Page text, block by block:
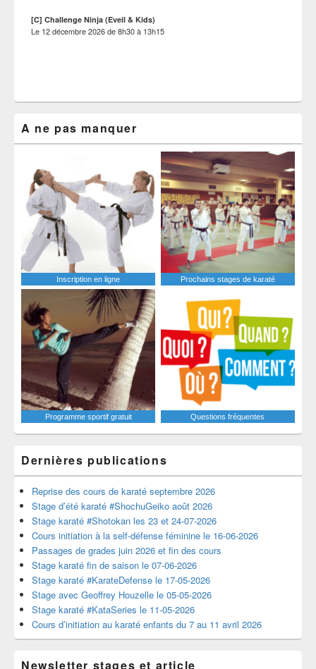
[C] Challenge Ninja (Eveil & Kids)
Le 12 décembre 2026de8h30à 13h15
A ne pas manquer
Inscription en ligne Prochains stages de karaté
Programme sportif gratuit Questions fréquentes
Dernières publications
Reprise des cours de karaté septembre 2026
Stage d’été karaté #ShochuGeiko août 2026
Stage karaté #Shotokan les 23 et 24-07-2026
Cours initiation à la self-défense féminine le 16-06-2026
Passages de grades juin 2026 et fin des cours
Stage karaté fin de saison le 07-06-2026
Stage karaté #KarateDefense le 17-05-2026
Stage avec Geoffrey Houzelle le 05-05-2026
Stage karaté #KataSeries le 11-05-2026
Cours d’initiation au karaté enfants du 7 au 11 avril 2026
Newsletter stages et article